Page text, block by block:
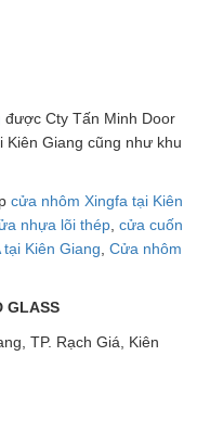
được Cty Tấn Minh Door
Kiên Giang cũng như khu
cửa nhôm Xingfa tại Kiên
nhựa lõi thép cửa cuốn
Kiên Giang Cửa nhôm
GLASS
TP. Rạch Giá, Kiên